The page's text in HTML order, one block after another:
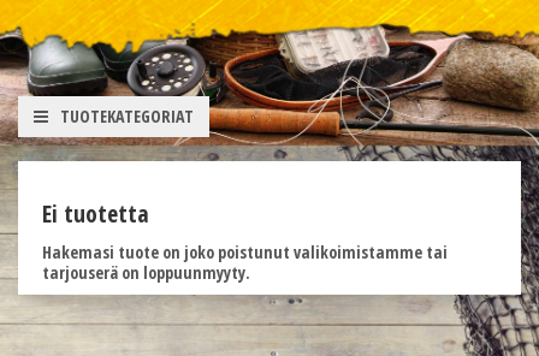
TUOTEKATEGORIAT
Ei tuotetta
Hakemasi tuote on joko poistunut valikoimistamme tai
tarjouserä on loppuunmyyty.